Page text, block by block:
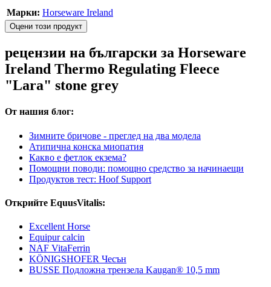
Марки: Horseware Ireland
Оцени този продукт
рецензии на български за Horseware
Ireland Thermo Regulating Fleece
"Lara" stone grey
От нашия блог:
Зимните бричове - преглед на два модела
Атипична конска миопатия
Какво е фетлок екзема?
Помощни поводи: помощно средство за начинаещи
Продуктов тест: Hoof Support
Открийте EquusVitalis:
Excellent Horse
Equipur calcin
NAF VitaFerrin
KÖNIGSHOFER Чесън
BUSSE Подложна трензела Kaugan® 10,5 mm